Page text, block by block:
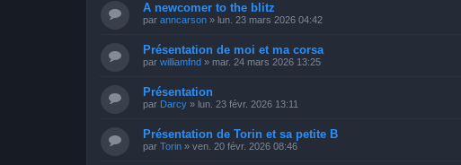
A newcomer to the blitz
par anncarson » lun. 23 mars 2026 04:42
Présentation de moi et ma corsa
par williamfnd » mar. 24 mars 2026 13:25
Présentation
par Darcy » lun. 23 févr. 2026 13:11
Présentation de Torin et sa petite B
par Torin » ven. 20 févr. 2026 08:46